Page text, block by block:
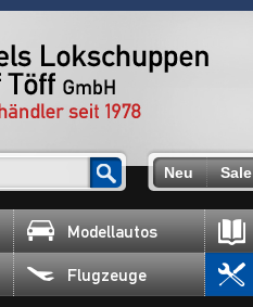
Neu Sale
Modellautos
Flugzeuge